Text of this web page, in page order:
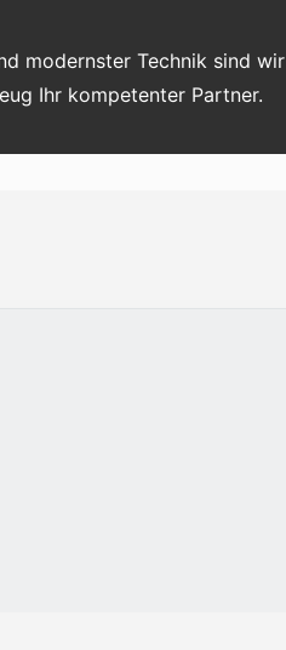
modernster Technik sind wir
Ihr kompetenter Partner.